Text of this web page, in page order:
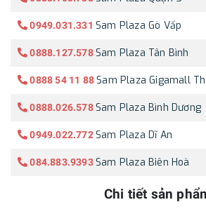
0949.031.331 Sam Plaza Gò Vấp
0888.127.578 Sam Plaza Tân Bình
0888 54 11 88 Sam Plaza Gigamall
0888.026.578 Sam Plaza Bình Dương
0949.022.772 Sam Plaza Dĩ An
084.883.9393 Sam Plaza Biên Hoà
Chi tiết sản